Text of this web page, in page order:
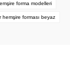
forma modelleri
hemşire forması beyaz